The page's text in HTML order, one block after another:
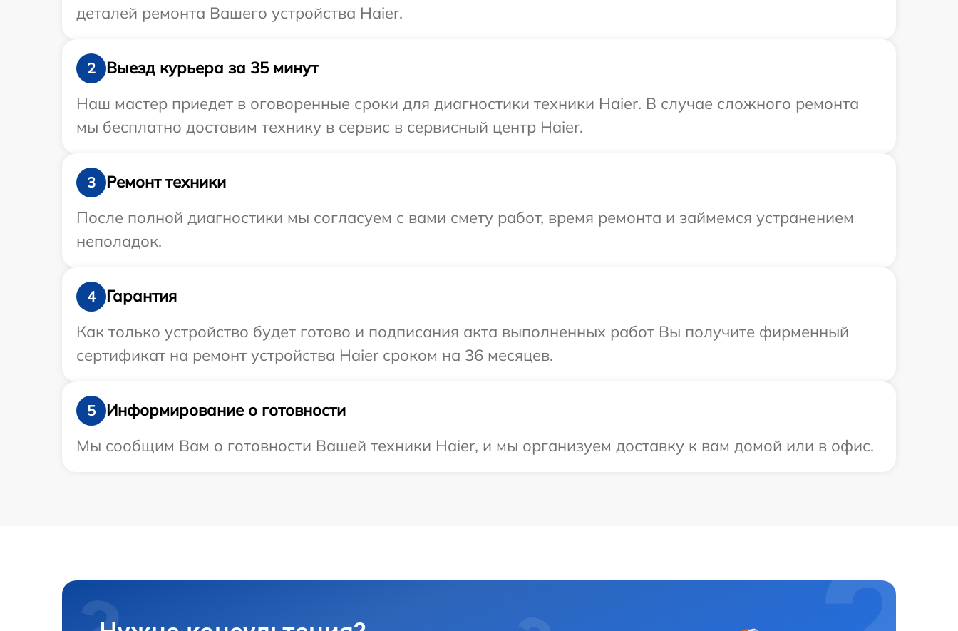
деталей ремонта Вашего устройства Haier.
2
Выезд курьера за 35 минут
Наш мастер приедет в оговоренные сроки для диагностики техники Haier. В случае сложного ремонта
мы бесплатно доставим технику в сервис в сервисный центр Haier.
3
Ремонт техники
После полной диагностики мы согласуем с вами смету работ, время ремонта и займемся устранением
неполадок.
4
Гарантия
Как только устройство будет готово и подписания акта выполненных работ Вы получите фирменный
сертификат на ремонт устройства Haier сроком на 36 месяцев.
5
Информирование о готовности
Мы сообщим Вам о готовности Вашей техники Haier, и мы организуем доставку к вам домой или в офис.